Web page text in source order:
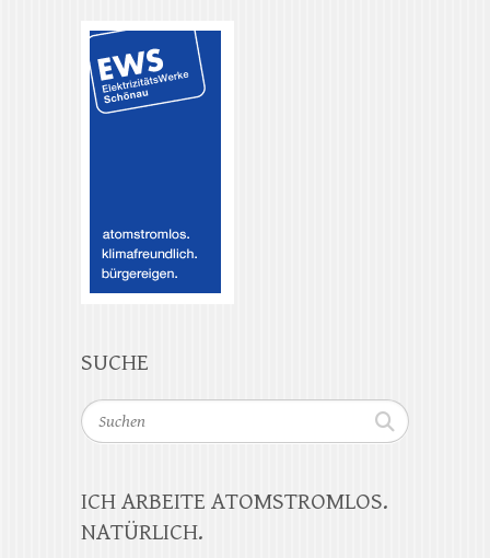
SUCHE
Suchen
ICH ARBEITE ATOMSTROMLOS.
NATÜRLICH.